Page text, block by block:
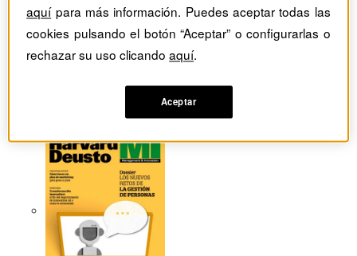
aquípara más información. Puedes aceptar todas las
cookies pulsando el botón “Aceptar” o configurarlas o
rechazar su uso clicandoaquí.
Aceptar